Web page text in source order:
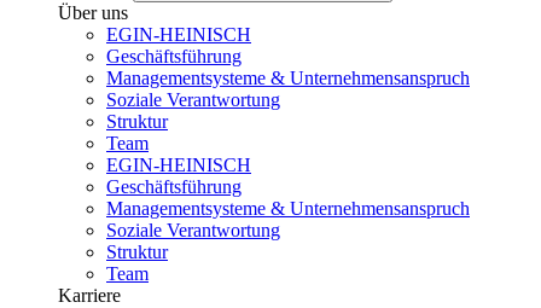
Über uns
EGIN-HEINISCH
Geschäftsführung
Managementsysteme & Unternehmensanspruch
Soziale Verantwortung
Struktur
Team
EGIN-HEINISCH
Geschäftsführung
Managementsysteme & Unternehmensanspruch
Soziale Verantwortung
Struktur
Team
Karriere